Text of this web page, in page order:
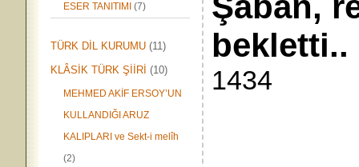
ESER TANITIMI (7)
TÜRK DİL KURUMU (11)
KLÂSİK TÜRK ŞİİRİ (10)
MEHMED AKİF ERSOY’UN
KULLANDIĞI ARUZ
KALIPLARI ve Sekt-i melîh
(2)
1434